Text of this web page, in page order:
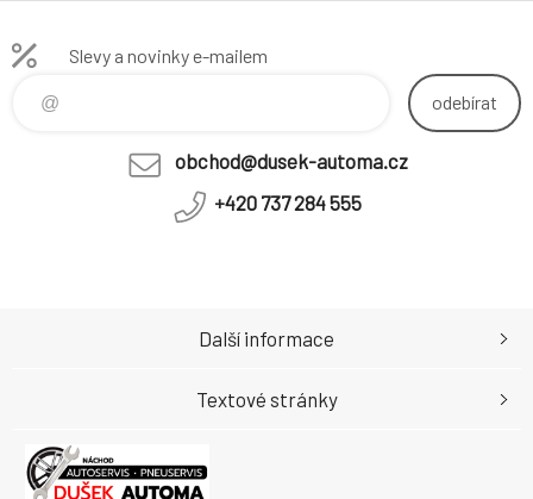
Slevy a novinky e-mailem
odebírat
obchod@dusek-automa.cz
+420 737 284 555
Další informace
Textové stránky